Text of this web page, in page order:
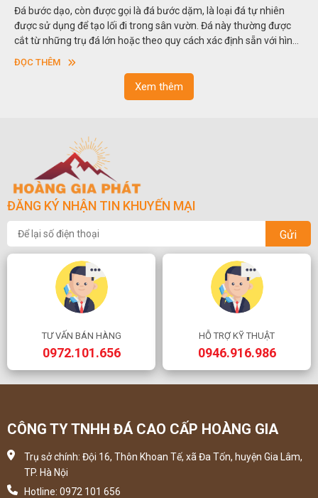
Hòn non bộ được biết đến là một nghệ thuật xây dựng, sắp đặt,
thu nhỏ, đưa mô hình những ngọn núi to lớn ngoài tự nhiên vào
trong các vườn cảnh. Hay nói một cách khác, người ta gọi là “giả
sơn”. Nghệ thuật hòn non bộ nhằm phục vụ cho mục đích thưởng
ĐỌC THÊM
Xem thêm
ĐĂNG KÝ NHẬN TIN KHUYẾN MẠI
Gửi
TƯ VẤN BÁN HÀNG
0972.101.656
HỖ TRỢ KỸ THUẬT
0946.916.986
CÔNG TY TNHH ĐÁ CAO CẤP HOÀNG GIA
Trụ sở chính: Đội 16, Thôn Khoan Tế, xã Đa Tốn, huyện Gia Lâm,
TP. Hà Nội
Hotline: 0972 101 656